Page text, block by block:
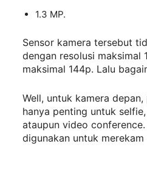
1.3 MP.
Sensor kamera tersebut
dengan resolusi maksimal
maksimal 144p. Lalu
Well, untuk kamera
hanya penting untuk
ataupun video
digunakan untuk